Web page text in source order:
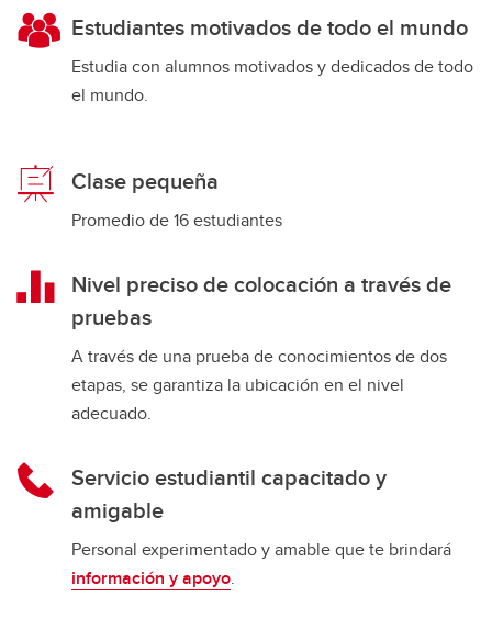
Estudiantes motivados de todo el mundo
Estudia con alumnos motivados y dedicados de todo
el mundo.
Clase pequeña
Promedio de 16 estudiantes
Nivel preciso de colocación a través de
pruebas
A través de una prueba de conocimientos de dos
etapas, se garantiza la ubicación en el nivel
adecuado.
Servicio estudiantil capacitado y
amigable
Personal experimentado y amable que te brindará
información y apoyo.